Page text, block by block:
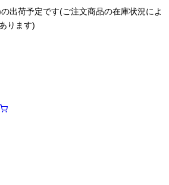
出荷予定です(ご注文商品の在庫状況によ
ります)